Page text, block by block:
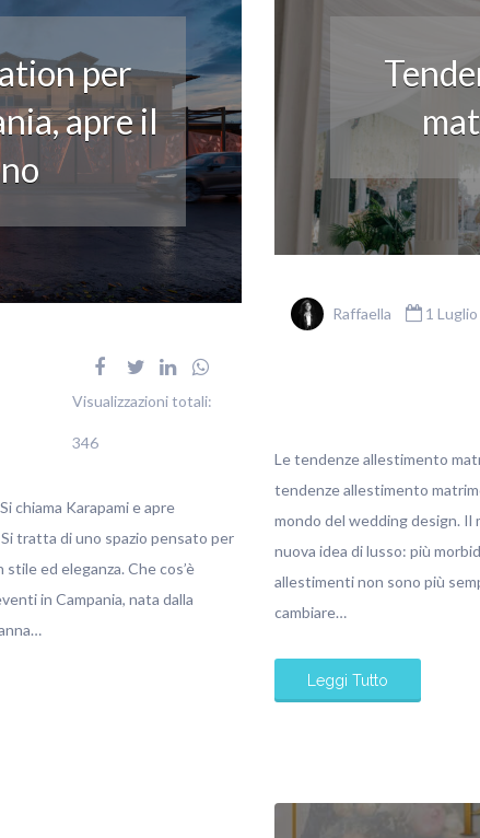
per
apre il
Visualizzazioni totali:
346
chiama Karapami e apre
tratta di uno spazio pensato per
ed eleganza. Che cos’è
in Campania, nata dalla
Raffaella 1
Le tendenze allestimento
tendenze allestimento
mondo del wedding design. Il
nuova idea di lusso: più
allestimenti non sono più
cambiare…
Leggi Tutto